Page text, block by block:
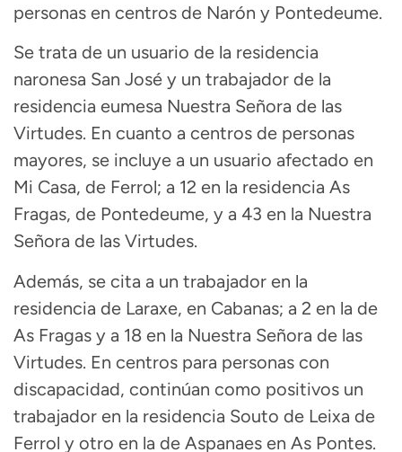
personas en centros de Narón y Pontedeume.
Se trata de un usuario de la residencia
naronesa San José y un trabajador de la
residencia eumesa Nuestra Señora de las
Virtudes. En cuanto a centros de personas
mayores, se incluye a un usuario afectado en
Mi Casa, de Ferrol; a 12 en la residencia As
Fragas, de Pontedeume, y a 43 en la Nuestra
Señora de las Virtudes.
Además, se cita a un trabajador en la
residencia de Laraxe, en Cabanas; a 2 en la de
As Fragas y a 18 en la Nuestra Señora de las
Virtudes. En centros para personas con
discapacidad, continúan como positivos un
trabajador en la residencia Souto de Leixa de
Ferrol y otro en la de Aspanaes en As Pontes.